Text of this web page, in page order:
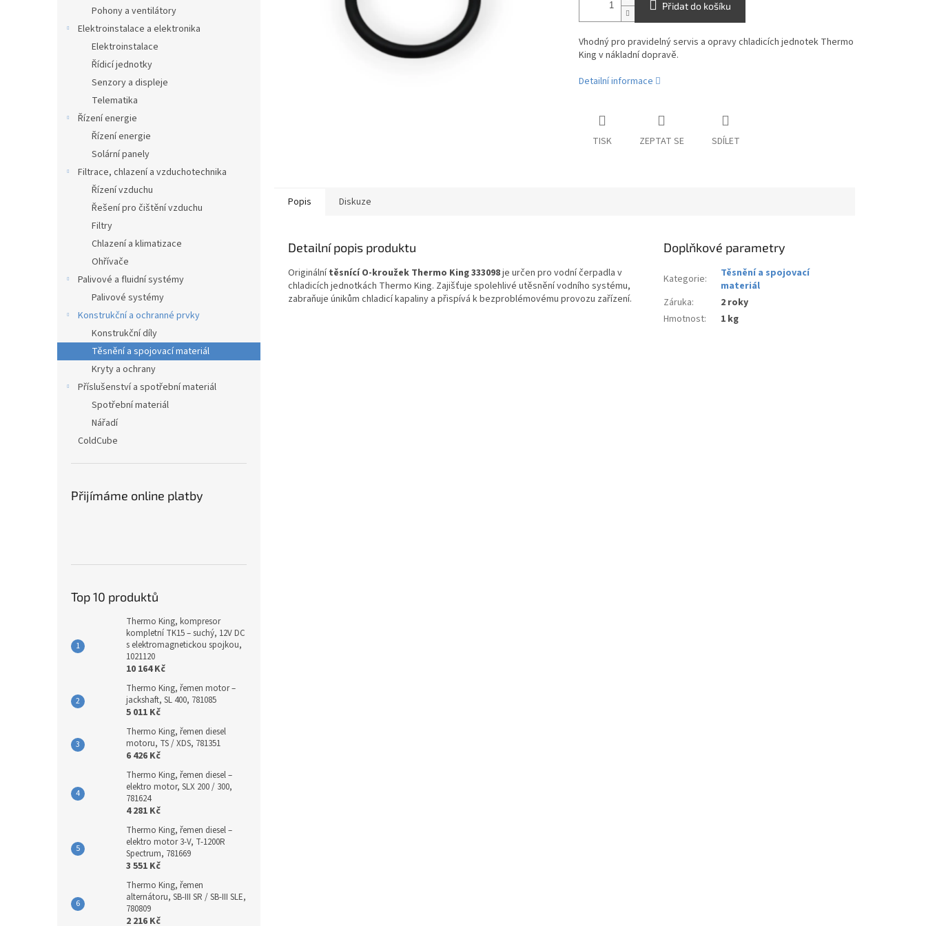
Pohony a ventilátory
Elektroinstalace a elektronika
Elektroinstalace
Řídicí jednotky
Senzory a displeje
Telematika
Řízení energie
Řízení energie
Solární panely
Filtrace, chlazení a vzduchotechnika
Řízení vzduchu
Řešení pro čištění vzduchu
Filtry
Chlazení a klimatizace
Ohřívače
Palivové a fluidní systémy
Palivové systémy
Konstrukční a ochranné prvky
Konstrukční díly
Těsnění a spojovací materiál
Kryty a ochrany
Příslušenství a spotřební materiál
Spotřební materiál
Nářadí
ColdCube
Přijímáme online platby
Top 10 produktů
Thermo King, kompresor
kompletní TK15 – suchý, 12V DC
s elektromagnetickou spojkou,
1021120
10 164 Kč
Thermo King, řemen motor –
jackshaft, SL 400, 781085
5 011 Kč
Thermo King, řemen diesel
motoru, TS / XDS, 781351
6 426 Kč
Thermo King, řemen diesel –
elektro motor, SLX 200 / 300,
781624
4 281 Kč
Thermo King, řemen diesel –
elektro motor 3-V, T-1200R
Spectrum, 781669
3 551 Kč
Thermo King, řemen
alternátoru, SB-III SR / SB-III SLE,
780809
2 216 Kč
Přidat do košíku
Vhodný pro pravidelný servis a opravy chladicích jednotek Thermo
King v nákladní dopravě.
Detailní informace
TISK ZEPTAT SE SDÍLET
Popis Diskuze
Detailní popis produktu
Originálnítěsnící O-kroužek Thermo King 333098je určen pro vodní čerpadla v
chladicích jednotkách Thermo King. Zajišťuje spolehlivé utěsnění vodního systému,
zabraňuje únikům chladicí kapaliny a přispívá k bezproblémovému provozu zařízení.
Doplňkové parametry
Kategorie:
Těsnění a spojovací
materiál
Záruka:
2 roky
Hmotnost: 1 kg